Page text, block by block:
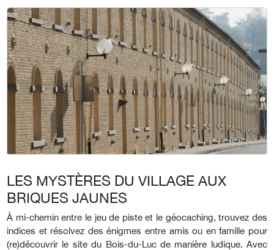
LES MYSTÈRES DU VILLAGE AUX
BRIQUES JAUNES
À mi-chemin entre le jeu de piste et le géocaching, trouvez des
indices et résolvez des énigmes entre amis ou en famille pour
(re)découvrir le site du Bois-du-Luc de manière ludique. Avec